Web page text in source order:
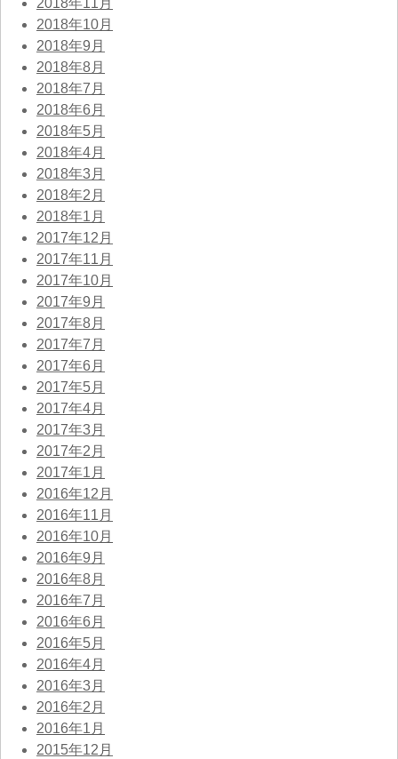
2018年11月
2018年10月
2018年9月
2018年8月
2018年7月
2018年6月
2018年5月
2018年4月
2018年3月
2018年2月
2018年1月
2017年12月
2017年11月
2017年10月
2017年9月
2017年8月
2017年7月
2017年6月
2017年5月
2017年4月
2017年3月
2017年2月
2017年1月
2016年12月
2016年11月
2016年10月
2016年9月
2016年8月
2016年7月
2016年6月
2016年5月
2016年4月
2016年3月
2016年2月
2016年1月
2015年12月